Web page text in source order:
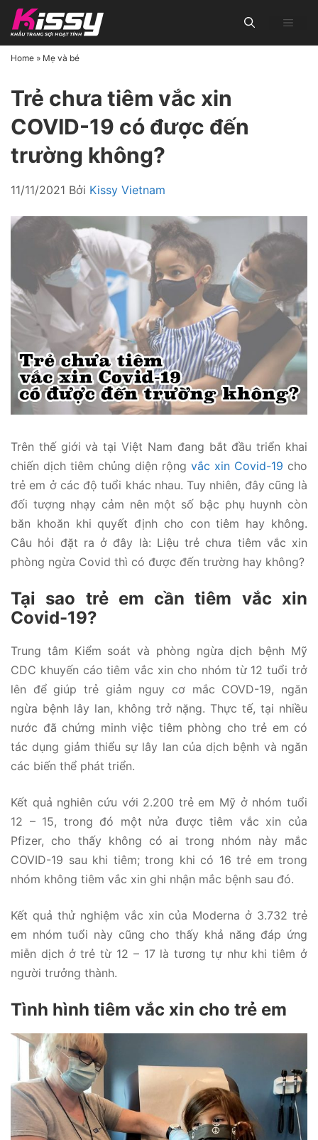
Chuyển
đến
nội
Home » Mẹ và bé
Trẻ chưa tiêm vắc xin
COVID-19 có được đến
trường không?
11/11/2021 Bởi Kissy Vietnam
Trên thế giới và tại Việt Nam đang bắt đầu triển khai
chiến dịch tiêm chủng diện rộng vắc xin Covid-19 cho
trẻ em ở các độ tuổi khác nhau. Tuy nhiên, đây cũng là
đối tượng nhạy cảm nên một số bậc phụ huynh còn
băn khoăn khi quyết định cho con tiêm hay không.
Câu hỏi đặt ra ở đây là: Liệu trẻ chưa tiêm vắc xin
phòng ngừa Covid thì có được đến trường hay không?
Tại sao trẻ em cần tiêm vắc xin
Covid-19?
Trung tâm Kiểm soát và phòng ngừa dịch bệnh Mỹ
CDC khuyến cáo tiêm vắc xin cho nhóm từ 12 tuổi trở
lên để giúp trẻ giảm nguy cơ mắc COVD-19, ngăn
ngừa bệnh lây lan, không trở nặng. Thực tế, tại nhiều
nước đã chứng minh việc tiêm phòng cho trẻ em có
tác dụng giảm thiểu sự lây lan của dịch bệnh và ngăn
các biến thể phát triển.
Kết quả nghiên cứu với 2.200 trẻ em Mỹ ở nhóm tuổi
12 – 15, trong đó một nửa được tiêm vắc xin của
Pfizer, cho thấy không có ai trong nhóm này mắc
COVID-19 sau khi tiêm; trong khi có 16 trẻ em trong
nhóm không tiêm vắc xin ghi nhận mắc bệnh sau đó.
Kết quả thử nghiệm vắc xin của Moderna ở 3.732 trẻ
em nhóm tuổi này cũng cho thấy khả năng đáp ứng
miễn dịch ở trẻ từ 12 – 17 là tương tự như khi tiêm ở
người trưởng thành.
Tình hình tiêm vắc xin cho trẻ em